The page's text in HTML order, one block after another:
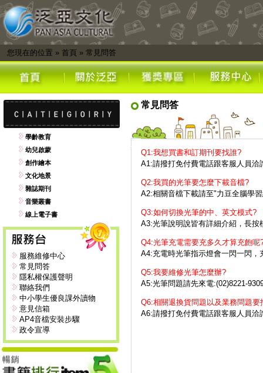
您現在的位置 » 首頁 » 常見問答
學齡教育
幼兒啟蒙
創作繪本
文化地景
雜誌期刊
音樂叢書
線上電子書
服務維修中心
常見問答
隱私權保護聲明
聯絡我們
中小學生優良課外讀物
意見信箱
AP4音檔安裝步驟
政令宣導
常見問答
Q1:我想買書和訂期刊要找誰?
A1:請撥打免付費電話跟客服人員洽
Q2:我買的光筆要怎麼下載音檔?
A2:相關音檔下載請至"力豆全腦學
Q3:如何切換光筆的中、英文模式?
A3:光筆說明說皆有詳細介紹，長按
Q4:光筆充電需要充多久才算充飽呢
A4:充電時光筆指示燈會一閃一閃
Q5:我要維修光筆怎麼辦?
A5:光筆問題請先來電:(02)8221-
Q6:相關退換貨問題以及業務問題要
A6:請撥打免付費電話跟客服人員洽